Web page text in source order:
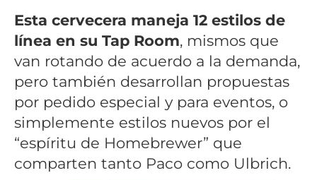
Esta cervecera maneja 12 estilos de
línea en su Tap Room, mismos que
van rotando de acuerdo a la demanda,
pero también desarrollan propuestas
por pedido especial y para eventos, o
simplemente estilos nuevos por el
“espíritu de Homebrewer” que
comparten tanto Paco como Ulbrich.